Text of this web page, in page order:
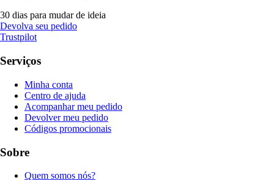
30 dias para mudar de ideia
Devolva seu pedido
Trustpilot
Serviços
Minha conta
Centro de ajuda
Acompanhar meu pedido
Devolver meu pedido
Códigos promocionais
Sobre
Quem somos nós?